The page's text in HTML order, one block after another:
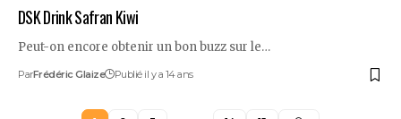
DSK Drink Safran Kiwi
Peut-on encore obtenir un bon buzz sur le…
ParFrédéric Glaize Publié il y a 14 ans